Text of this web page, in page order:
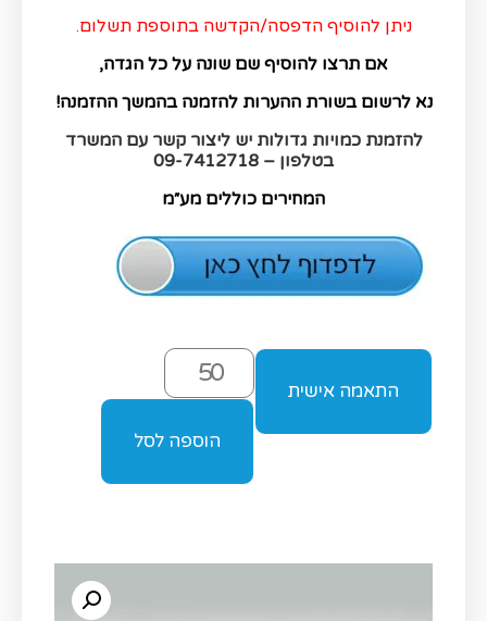
ניתן להוסיף הדפסה/הקדשה בתוספת תשלום.
אם תרצו להוסיף שם שונה על כל הגדה,
נא לרשום בשורת ההערות להזמנה בהמשך ההזמנה!
להזמנת כמויות גדולות יש ליצור קשר עם המשרד
בטלפון – 09-7412718
המחירים כוללים מע״מ
התאמה אישית
הוספה לסל